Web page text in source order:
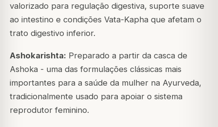
valorizado para regulação digestiva, suporte suave
ao intestino e condições Vata-Kapha que afetam o
trato digestivo inferior.
Ashokarishta: Preparado a partir da casca de
Ashoka - uma das formulações clássicas mais
importantes para a saúde da mulher na Ayurveda,
tradicionalmente usado para apoiar o sistema
reprodutor feminino.